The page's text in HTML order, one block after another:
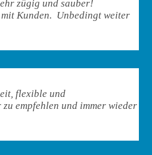
zügig und sauber!
Kunden. Unbedingt weiter
flexible und
zu empfehlen und immer wieder